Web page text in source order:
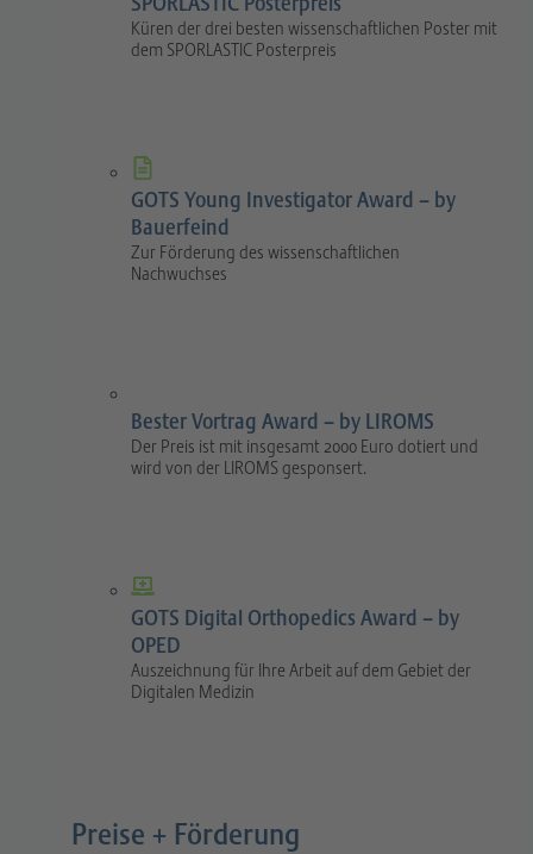
Küren der drei besten wissenschaftlichen Poster mit
dem SPORLASTIC Posterpreis
GOTS Young Investigator Award – by
Bauerfeind
Zur Förderung des wissenschaftlichen
Nachwuchses
Bester Vortrag Award – by LIROMS
Der Preis ist mit insgesamt 2000 Euro dotiert und
wird von der LIROMS gesponsert.
GOTS Digital Orthopedics Award – by
OPED
Auszeichnung für Ihre Arbeit auf dem Gebiet der
Digitalen Medizin
Preise + Förderung